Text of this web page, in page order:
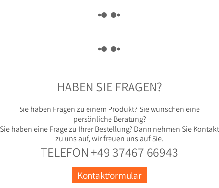
HABEN SIE FRAGEN?
Sie haben Fragen zu einem Produkt? Sie wünschen eine
persönliche Beratung?
Sie haben eine Frage zu Ihrer Bestellung? Dann nehmen Sie Kontakt
zu uns auf, wir freuen uns auf Sie.
TELEFON +49 37467 66943
Kontaktformular